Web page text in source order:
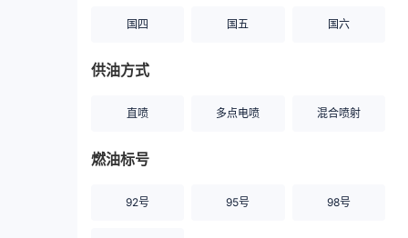
国四 国五 国六
供油方式
直喷 多点电喷 混合喷射
燃油标号
92号 95号 98号